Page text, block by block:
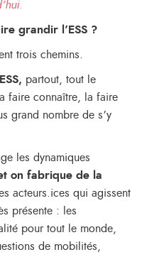
grandir l’ESS ?
trois chemins.
partout, tout le
faire connaître, la faire
grand nombre de s’y
les dynamiques
on fabrique de la
acteurs.ices qui agissent
présente : les
pour tout le monde,
de mobilités,